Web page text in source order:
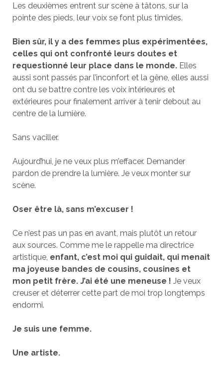
Les deuxièmes entrent sur scène à tâtons, sur la
pointe des pieds, leur voix se font plus timides.
Bien sûr, il y a des femmes plus expérimentées,
celles qui ont confronté leurs doutes et
requestionné leur place dans le monde.Elles
aussi sont passés par l’inconfort et la gêne, elles aussi
ont du se battre contre les voix intérieures et
extérieures pour finalement arriver à tenir debout au
centre de la lumière.
Sans vaciller.
Aujourd’hui, je ne veux plus m’effacer. Demander
pardon de prendre la lumière. Je veux monter sur
scène.
Oser être là, sans m’excuser !
Ce n’est pas un pas en avant, mais plutôt un retour
aux sources. Comme me le rappelle ma directrice
artistique, enfant, c’est moi qui guidait, qui menait
ma joyeuse bandes de cousins, cousines et
mon petit frère. J’ai été une meneuse ! Je veux
creuser et déterrer cette part de moi trop longtemps
endormi.
Je suis une femme.
Une artiste.